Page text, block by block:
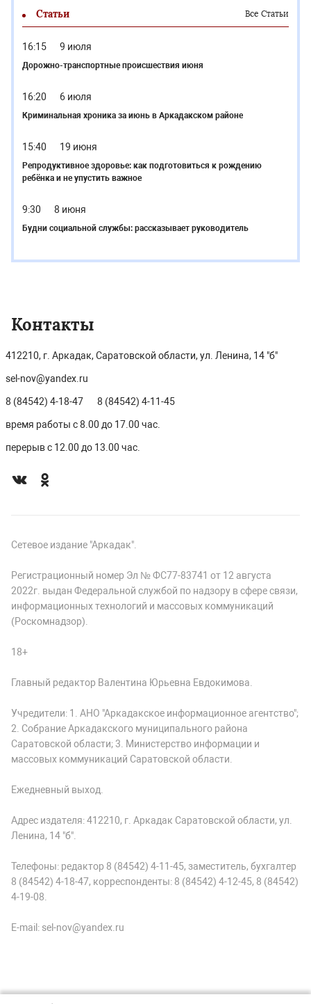
Статьи Все Статьи
16:15 9 июля
Дорожно-транспортные происшествия июня
16:20 6 июля
Криминальная хроника за июнь в Аркадакском районе
15:40 19 июня
Репродуктивное здоровье: как подготовиться к рождению
ребёнка и не упустить важное
9:30 8 июня
Будни социальной службы: рассказывает руководитель
Контакты
412210, г. Аркадак, Саратовской области, ул. Ленина, 14 "б"
sel-nov@yandex.ru
8 (84542) 4-18-47 8 (84542) 4-11-45
время работы с 8.00 до 17.00 час.
перерыв с 12.00 до 13.00 час.
Сетевое издание "Аркадак".
Регистрационный номер Эл № ФС77-83741 от 12 августа
2022г. выдан Федеральной службой по надзору в сфере связи,
информационных технологий и массовых коммуникаций
(Роскомнадзор).
18+
Главный редактор Валентина Юрьевна Евдокимова.
Учредители: 1. АНО "Аркадакское информационное агентство";
2. Собрание Аркадакского муниципального района
Саратовской области; 3. Министерство информации и
массовых коммуникаций Саратовской области.
Ежедневный выход.
Адрес издателя: 412210, г. Аркадак Саратовской области, ул.
Ленина, 14 "б".
Телефоны: редактор 8 (84542) 4-11-45, заместитель, бухгалтер
8 (84542) 4-18-47, корреспонденты: 8 (84542) 4-12-45, 8 (84542)
4-19-08.
E-mail: sel-nov@yandex.ru